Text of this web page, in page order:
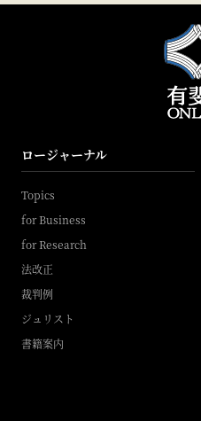
ロージャーナル
Topics
for Business
for Research
法改正
裁判例
ジュリスト
書籍案内